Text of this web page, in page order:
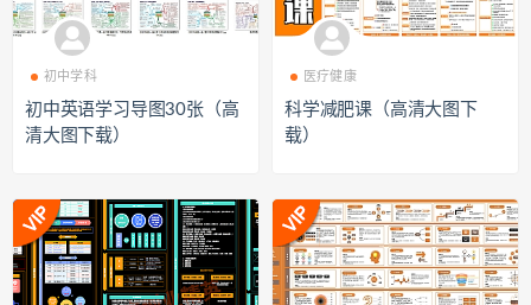
初中学科
初中英语学习导图30张（高
清大图下载）
医疗健康
科学减肥课（高清大图下
载）